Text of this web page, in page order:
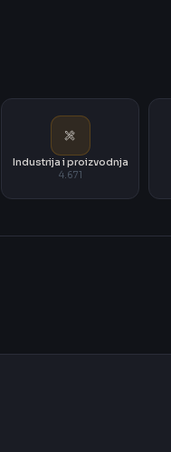
Industrija i proizvodnja
4.671